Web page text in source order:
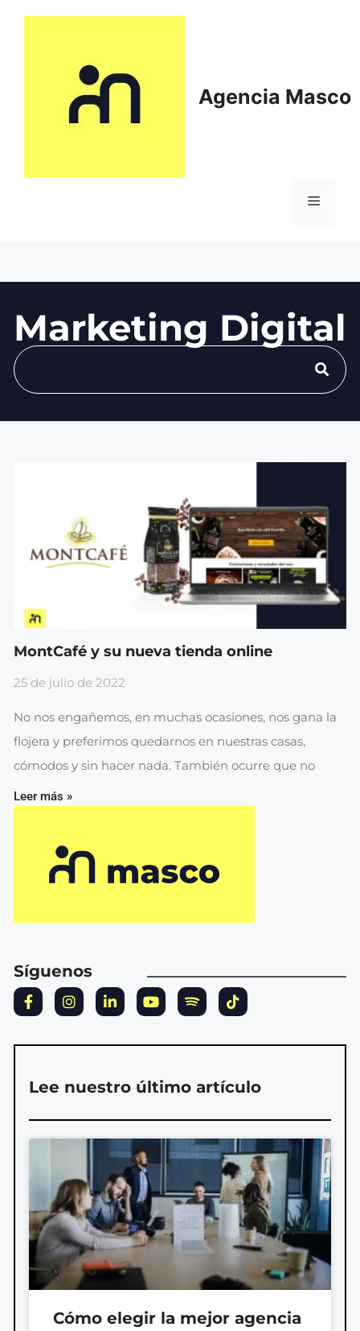
Agencia Masco
Marketing Digital
MontCafé y su nueva tienda online
25 de julio de 2022
No nos engañemos, en muchas ocasiones, nos gana la
flojera y preferimos quedarnos en nuestras casas,
cómodos y sin hacer nada. También ocurre que no
Leer más »
Síguenos
Lee nuestro último artículo
Cómo elegir la mejor agencia